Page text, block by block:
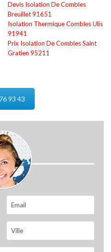
Devis Isolation De Combles
Breuillet 91651
Isolation Thermique Combles Ulis
91941
Prix Isolation De Combles Saint
Gratien 95211
93 43